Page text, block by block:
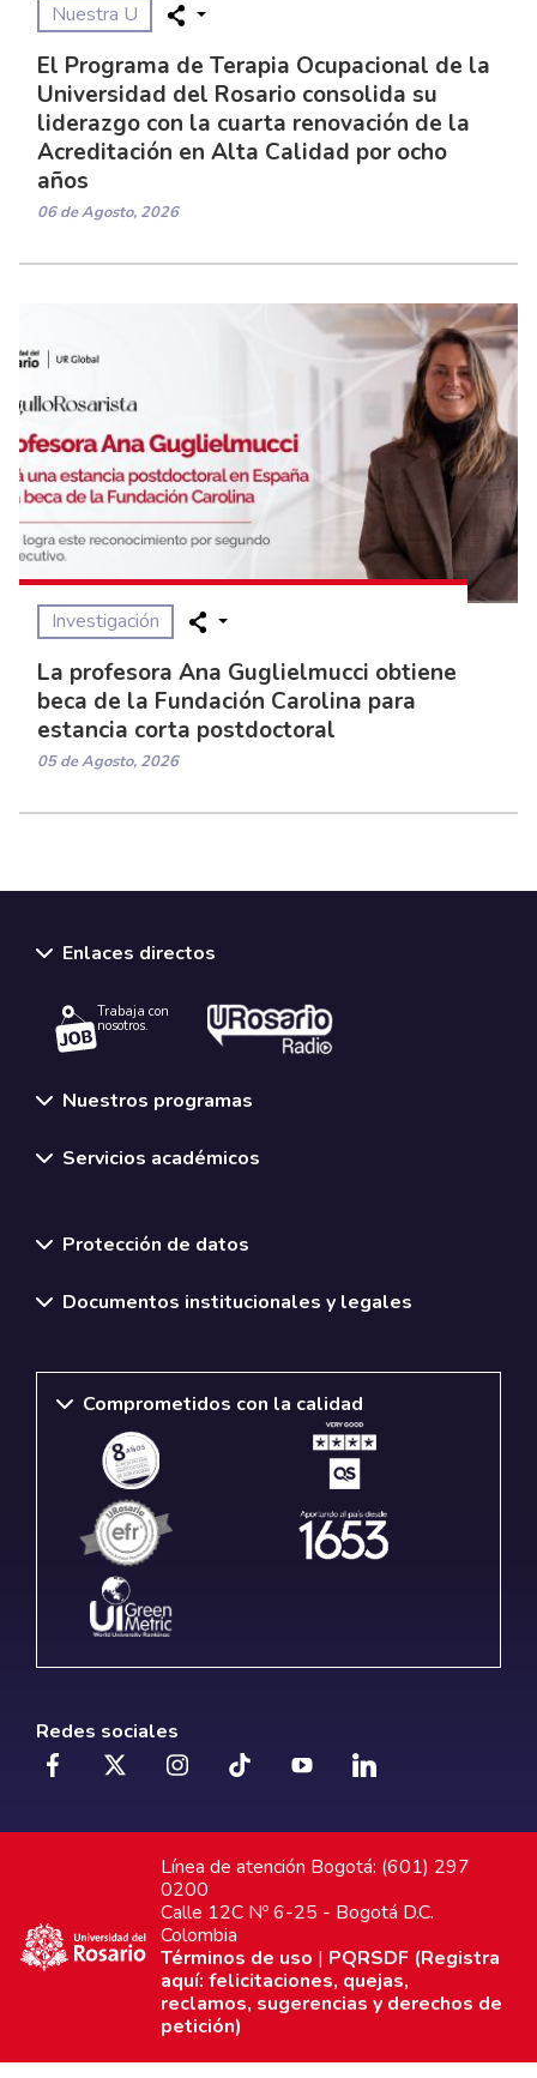
Nuestra U
El Programa de Terapia Ocupacional de la
Universidad del Rosario consolida su
liderazgo con la cuarta renovación de la
Acreditación en Alta Calidad por ocho
años
06 de Agosto, 2026
Investigación
La profesora Ana Guglielmucci obtiene
beca de la Fundación Carolina para
estancia corta postdoctoral
05 de Agosto, 2026
Enlaces directos
Trabaja con
nosotros.
Nuestros programas
Servicios académicos
Protección de datos
Documentos institucionales y legales
Comprometidos con la calidad
Redes sociales
Línea de atención Bogotá: (601) 297
0200
Calle 12C Nº 6-25 - Bogotá D.C.
Colombia
Términos de uso | PQRSDF (Registra
aquí: felicitaciones, quejas,
reclamos, sugerencias y derechos de
petición)